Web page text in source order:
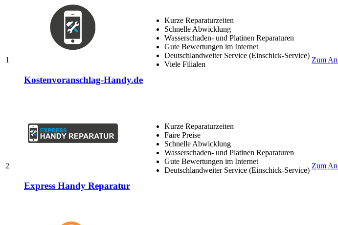
1
Kostenvoranschlag-Handy.de
Kurze Reparaturzeiten
Schnelle Abwicklung
Wasserschaden- und Platinen Reparaturen
Gute Bewertungen im Internet
Deutschlandweiter Service (Einschick-Service)
Viele Filialen
Zum
2
Express Handy Reparatur
Kurze Reparaturzeiten
Faire Preise
Schnelle Abwicklung
Wasserschaden- und Platinen Reparaturen
Gute Bewertungen im Internet
Deutschlandweiter Service (Einschick-Service)
Zum